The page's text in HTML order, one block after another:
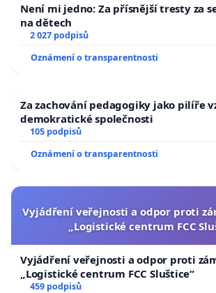
Není mi jedno: Za přísnější tresty za
na dětech
2 027 podpisů
Oznámení o transparentnosti
Za zachování pedagogiky jako pilíře
demokratické společnosti
105 podpisů
Oznámení o transparentnosti
Vyjádření veřejnosti a odpor proti
„Logistické centrum FCC
Vyjádření veřejnosti a odpor proti
„Logistické centrum FCC Sluštice“
459 podpisů